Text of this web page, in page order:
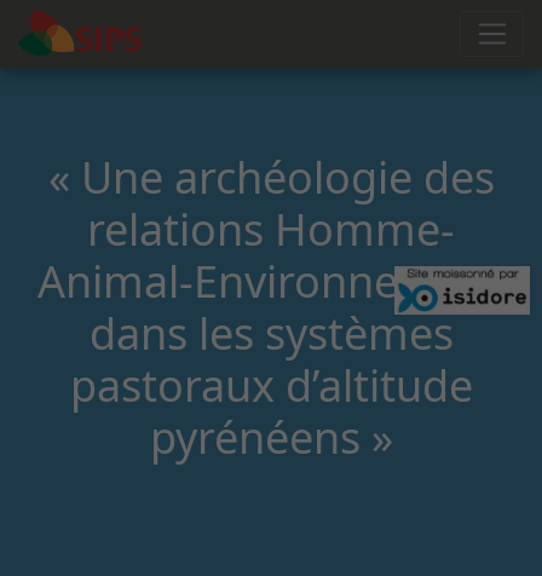
« Une archéologie des
relations Homme-
Animal-Environnement
dans les systèmes
pastoraux d’altitude
pyrénéens »